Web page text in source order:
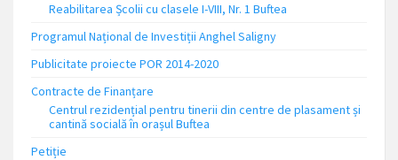
Reabilitarea Școlii cu clasele I-VIII, Nr. 1 Buftea
Programul Național de Investiții Anghel Saligny
Publicitate proiecte POR 2014-2020
Contracte de Finanțare
Centrul rezidențial pentru tinerii din centre de plasament și
cantină socială în orașul Buftea
Petiție